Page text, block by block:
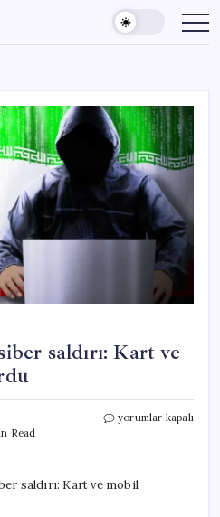
saldırı: Kart ve
Read
İran
Kart
yorumlar kapalı